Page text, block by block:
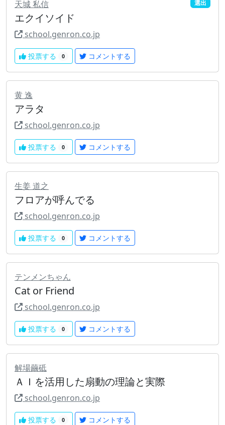
天城 私信 選出
エクイソイド
school.genron.co.jp
投票する 0 コメントする
黄 逸
アラタ
school.genron.co.jp
投票する 0 コメントする
生姜 道之
フロアが呼んでる
school.genron.co.jp
投票する 0 コメントする
テンメンちゃん
Cat or Friend
school.genron.co.jp
投票する 0 コメントする
解場繭砥
ＡＩを活用した扇動の理論と実際
school.genron.co.jp
投票する 0 コメントする